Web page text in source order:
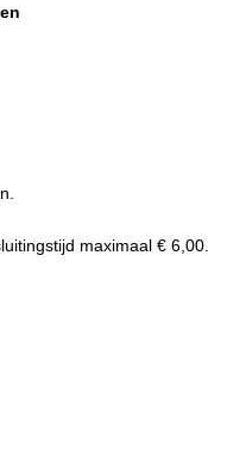
maximaal € 6,00.